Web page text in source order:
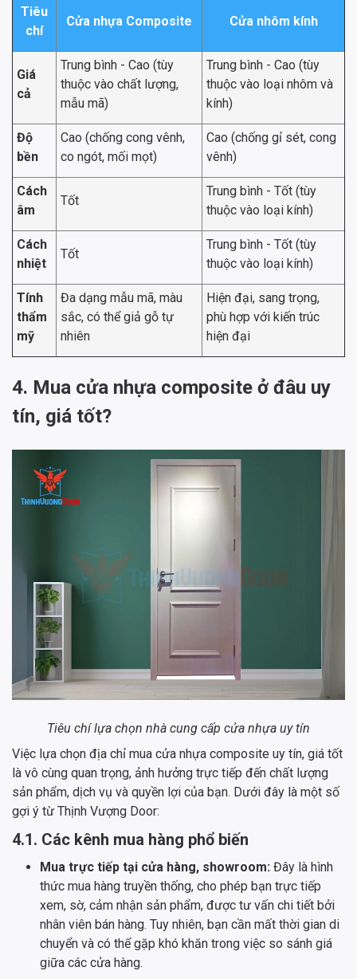
Tiêu
chí
Cửa nhựa Composite Cửa nhôm kính
Giá
cả
Trung bình - Cao (tùy
thuộc vào chất lượng,
mẫu mã)
Trung bình - Cao (tùy
thuộc vào loại nhôm và
kính)
Độ
bền
Cao (chống cong vênh,
co ngót, mối mọt)
Cao (chống gỉ sét, cong
vênh)
Cách
âm
Tốt
Trung bình - Tốt (tùy
thuộc vào loại kính)
Cách
nhiệt
Tốt
Trung bình - Tốt (tùy
thuộc vào loại kính)
Tính
thẩm
mỹ
Đa dạng mẫu mã, màu
sắc, có thể giả gỗ tự
nhiên
Hiện đại, sang trọng,
phù hợp với kiến trúc
hiện đại
4. Mua cửa nhựa composite ở đâu uy
tín, giá tốt?
Tiêu chí lựa chọn nhà cung cấp cửa nhựa uy tín
Việc lựa chọn địa chỉ mua cửa nhựa composite uy tín, giá tốt
là vô cùng quan trọng, ảnh hưởng trực tiếp đến chất lượng
sản phẩm, dịch vụ và quyền lợi của bạn. Dưới đây là một số
gợi ý từ Thịnh Vượng Door:
4.1. Các kênh mua hàng phổ biến
Mua trực tiếp tại cửa hàng, showroom: Đây là hình
thức mua hàng truyền thống, cho phép bạn trực tiếp
xem, sờ, cảm nhận sản phẩm, được tư vấn chi tiết bởi
nhân viên bán hàng. Tuy nhiên, bạn cần mất thời gian di
chuyển và có thể gặp khó khăn trong việc so sánh giá
giữa các cửa hàng.